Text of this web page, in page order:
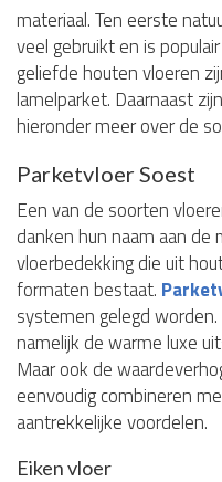
materiaal. Ten eerste
veel gebruikt en is
geliefde houten vloeren
lamelparket. Daarnaast
hieronder meer over de
Parketvloer Soest
Een van de soorten
danken hun naam aan de
vloerbedekking die uit
formaten bestaat.
systemen gelegd
namelijk de warme luxe
Maar ook de
eenvoudig combineren
aantrekkelijke voordelen.
Eiken vloer